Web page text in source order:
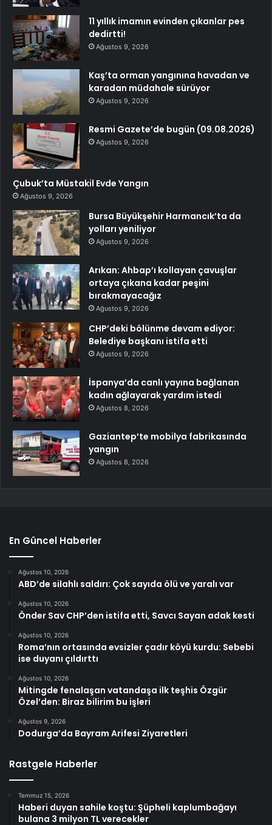
11 yıllık imamın evinden çıkanlar pes
dedirtti!
Ağustos 9, 2026
Kaş’ta orman yangınına havadan ve
karadan müdahale sürüyor
Ağustos 9, 2026
Resmi Gazete’de bugün (09.08.2026)
Ağustos 9, 2026
Çubuk’ta Müstakil Evde Yangın
Ağustos 9, 2026
Bursa Büyükşehir Harmancık’ta da
yolları yeniliyor
Ağustos 9, 2026
Arıkan: Ahbap’ı kollayan çavuşlar
ortaya çıkana kadar peşini
bırakmayacağız
Ağustos 9, 2026
CHP’deki bölünme devam ediyor:
Belediye başkanı istifa etti
Ağustos 9, 2026
İspanya’da canlı yayına bağlanan
kadın ağlayarak yardım istedi
Ağustos 8, 2026
Gaziantep’te mobilya fabrikasında
yangın
Ağustos 8, 2026
En Güncel Haberler
Ağustos 10, 2026
ABD’de silahlı saldırı: Çok sayıda ölü ve yaralı var
Ağustos 10, 2026
Önder Sav CHP’den istifa etti, Savcı Sayan adak kesti
Ağustos 10, 2026
Roma’nın ortasında evsizler çadır köyü kurdu: Sebebi
ise duyanı çıldırttı
Ağustos 10, 2026
Mitingde fenalaşan vatandaşa ilk teşhis Özgür
Özel’den: Biraz bilirim bu işleri
Ağustos 9, 2026
Dodurga’da Bayram Arifesi Ziyaretleri
Rastgele Haberler
Temmuz 15, 2026
Haberi duyan sahile koştu: Şüpheli kaplumbağayı
bulana 3 milyon TL verecekler